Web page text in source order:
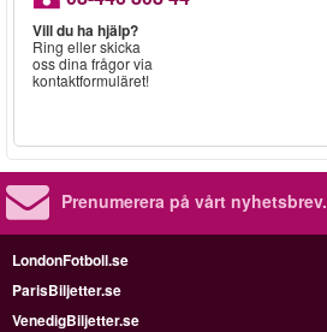
Vill du ha hjälp?
Ring eller skicka
oss dina frågor via
kontaktformuläret!
Prenumerera på vårt nyhetsbrev.
LondonFotboll.se
ParisBiljetter.se
VenedigBiljetter.se